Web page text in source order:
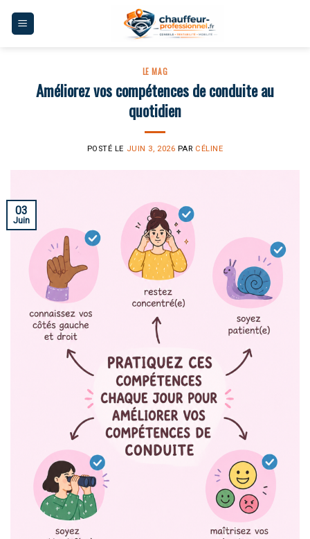
LE MAG
Améliorez vos compétences de conduite au
quotidien
POSTÉ LE JUIN 3, 2026 PAR CÉLINE
03
Juin